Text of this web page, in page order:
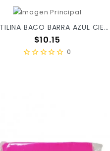
PLASTILINA BACO BARRA AZUL CIELO 70 X/100
Precio
$10.15
0